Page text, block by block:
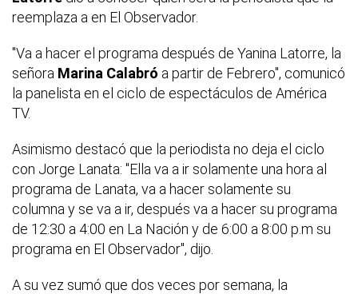
reemplaza a en El Observador.
"Va a hacer el programa después de Yanina Latorre, la
señora Marina Calabró a partir de Febrero", comunicó
la panelista en el ciclo de espectáculos de América
TV.
Asimismo destacó que la periodista no deja el ciclo
con Jorge Lanata: "Ella va a ir solamente una hora al
programa de Lanata, va a hacer solamente su
columna y se va a ir, después va a hacer su programa
de 12:30 a 4:00 en La Nación y de 6:00 a 8:00 p.m su
programa en El Observador", dijo.
A su vez sumó que dos veces por semana, la